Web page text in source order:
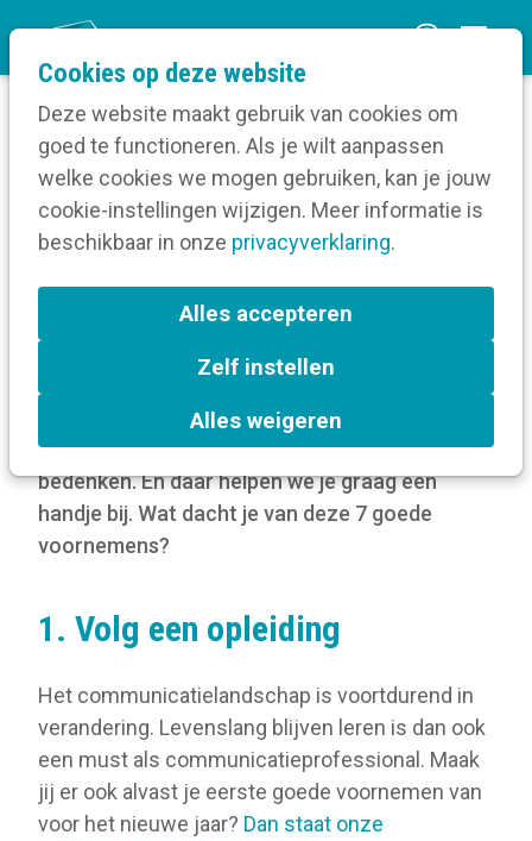
Cookies op deze website
Deze website maakt gebruik van cookies om
goed te functioneren. Als je wilt aanpassen
welke cookies we mogen gebruiken, kan je jouw
cookie-instellingen wijzigen. Meer informatie is
beschikbaar in onze privacyverklaring.
Alles accepteren
Zelf instellen
Alles weigeren
n
m
Home
Blog
7 goede voornemens voor het nieuwe jaar
7 goede voornemens voor
het nieuwe jaar
Een nieuw jaar betekent nieuwe voornemens
bedenken. En daar helpen we je graag een
handje bij. Wat dacht je van deze 7 goede
voornemens?
1. Volg een opleiding
Het communicatielandschap is voortdurend in
verandering. Levenslang blijven leren is dan ook
een must als communicatieprofessional. Maak
jij er ook alvast je eerste goede voornemen van
voor het nieuwe jaar? Dan staat onze